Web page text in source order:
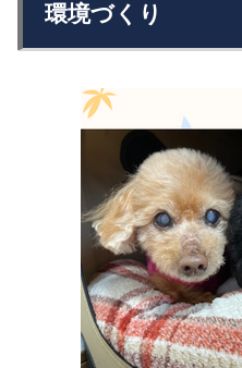
環境づくり